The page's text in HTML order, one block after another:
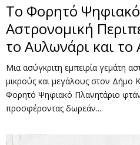
Το Φορητό
Αστρονομική
το Αυλωνάρι και το
Μια ασύγκριτη εμπειρία γεμάτη
μικρούς και μεγάλους στον Δήμο
Φορητό Ψηφιακό Πλανητάριο
προσφέροντας δωρεάν...